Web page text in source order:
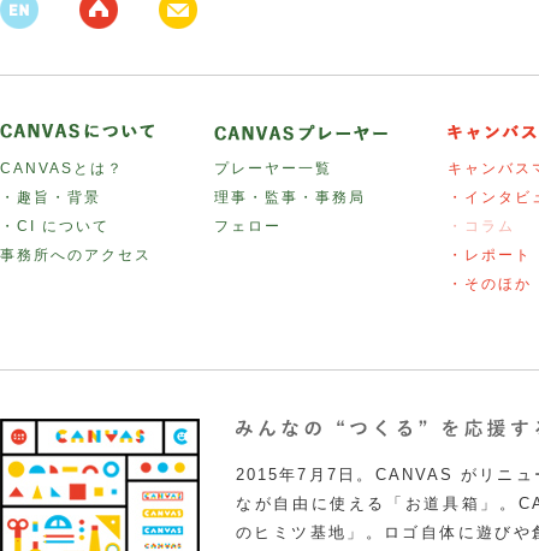
CANVASとは？
・趣旨・背景
・CI について
事務所へのアクセス
プレーヤー一覧
理事・監事・事務局
フェロー
キャンバス
・インタビ
・コラム
・レポート
・そのほか
2015年7月7日。CANVAS がリニュ
なが自由に使える「お道具箱」。
のヒミツ基地」。ロゴ自体に遊び